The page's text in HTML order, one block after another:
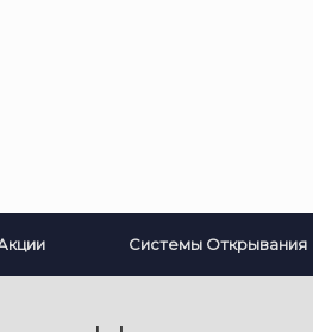
Системы Открывания